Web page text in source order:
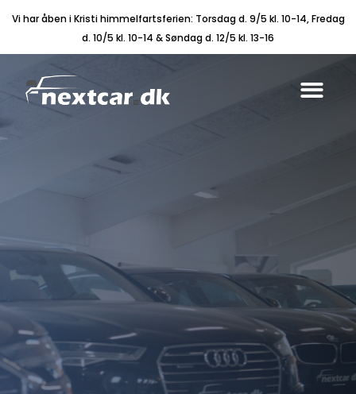
Vi har åben i Kristi himmelfartsferien: Torsdag d. 9/5 kl. 10-14, Fredag
d. 10/5 kl. 10-14 & Søndag d. 12/5 kl. 13-16